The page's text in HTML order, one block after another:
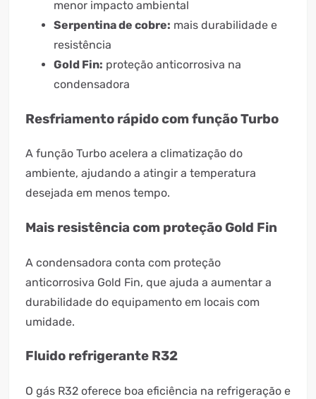
menor impacto ambiental
Serpentina de cobre: mais durabilidade e
resistência
Gold Fin: proteção anticorrosiva na
condensadora
Resfriamento rápido com função Turbo
A função Turbo acelera a climatização do
ambiente, ajudando a atingir a temperatura
desejada em menos tempo.
Mais resistência com proteção Gold Fin
A condensadora conta com proteção
anticorrosiva Gold Fin, que ajuda a aumentar a
durabilidade do equipamento em locais com
umidade.
Fluido refrigerante R32
O gás R32 oferece boa eficiência na refrigeração e